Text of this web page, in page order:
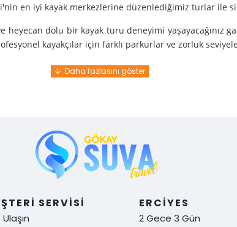
en iyi kayak merkezlerine düzenlediğimiz turlar ile
dolu bir kayak turu deneyimi yaşayacağınız
kayakçılar için farklı parkurlar ve zorluk
kaliteli ekipmanlarla ve uzman rehberlerle sizi güvenle
detayları önceden planlayarak, size özel, rahat ve
SERVISI ERCIYES
2 Gece 3 Gün